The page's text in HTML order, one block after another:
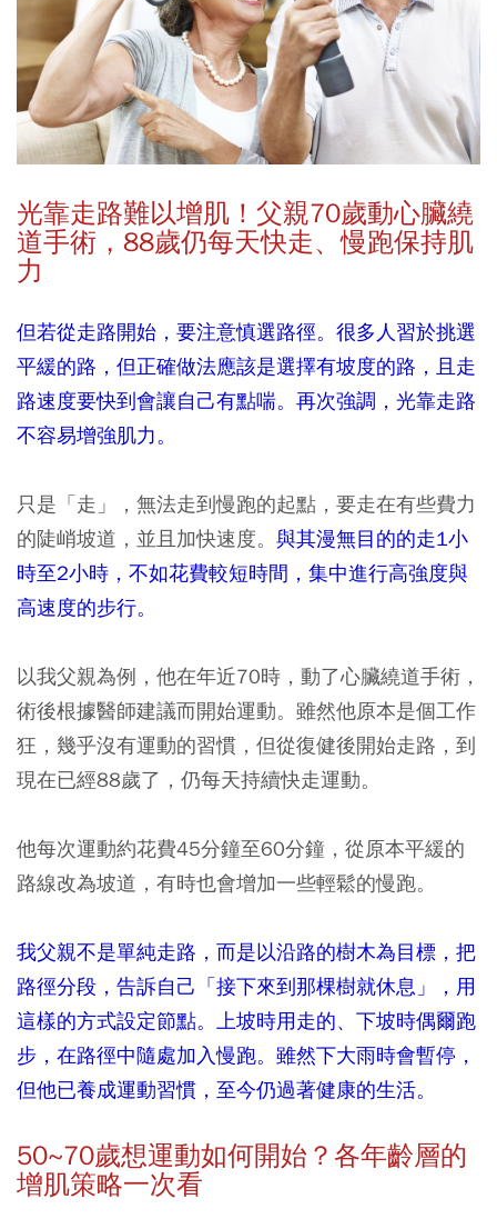
光靠走路難以增肌！父親70歲動心臟繞
道手術，88歲仍每天快走、慢跑保持肌
力
但若從走路開始，要注意慎選路徑。很多人習於挑選
平緩的路，但正確做法應該是選擇有坡度的路，且走
路速度要快到會讓自己有點喘。再次強調，光靠走路
不容易增強肌力。
只是「走」，無法走到慢跑的起點，要走在有些費力
的陡峭坡道，並且加快速度。 與其漫無目的的走1小
時至2小時，不如花費較短時間，集中進行高強度與
高速度的步行。
以我父親為例，他在年近70時，動了心臟繞道手術，
術後根據醫師建議而開始運動。雖然他原本是個工作
狂，幾乎沒有運動的習慣，但從復健後開始走路，到
現在已經88歲了，仍每天持續快走運動。
他每次運動約花費45分鐘至60分鐘，從原本平緩的
路線改為坡道，有時也會增加一些輕鬆的慢跑。
我父親不是單純走路，而是以沿路的樹木為目標，把
路徑分段，告訴自己「接下來到那棵樹就休息」，用
這樣的方式設定節點。上坡時用走的、下坡時偶爾跑
步，在路徑中隨處加入慢跑。雖然下大雨時會暫停，
但他已養成運動習慣，至今仍過著健康的生活。
50~70歲想運動如何開始？各年齡層的
增肌策略一次看